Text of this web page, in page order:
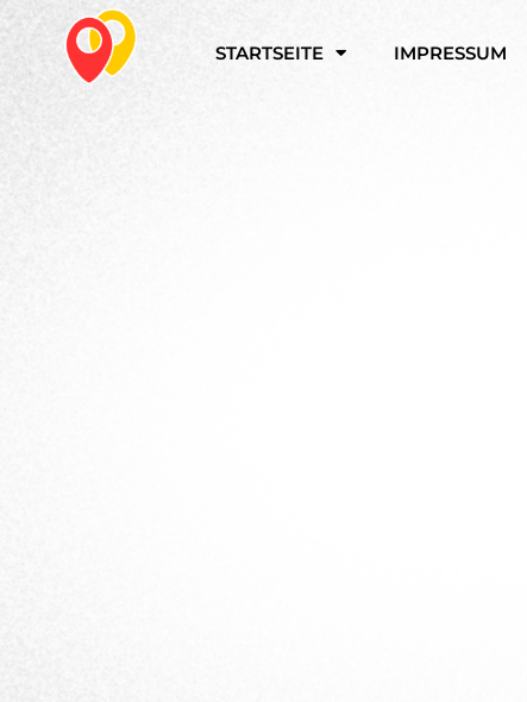
springen
STARTSEITE IMPRESSUM